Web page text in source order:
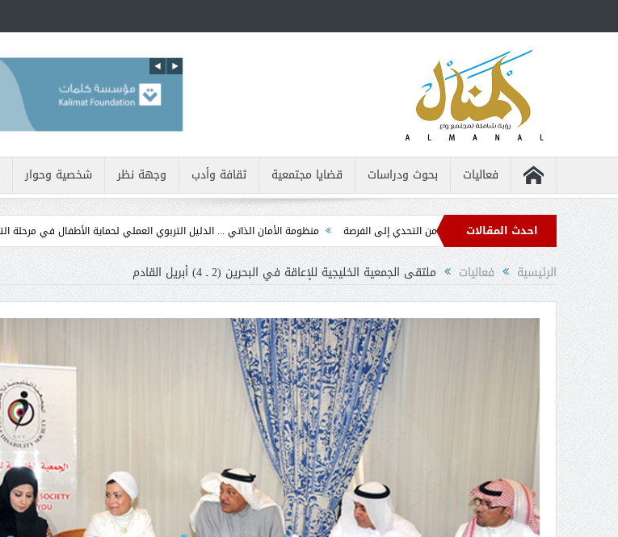
فعاليات بحوث ودراسات قضايا مجتمعية ثقافة وأدب وجهة نظر شخصية وحوار
احدث المقالات
من ذوي الإعاقة ... من التحدي إلى الفرصة منظومة الأمان الذاتي ... الدليل التربوي العملي لحماية الأطفال في مرحلة التدخل المبكر
الرئيسية فعاليات ملتقى الجمعية الخليجية للإعاقة في البحرين (2 ـ 4) أبريل القادم